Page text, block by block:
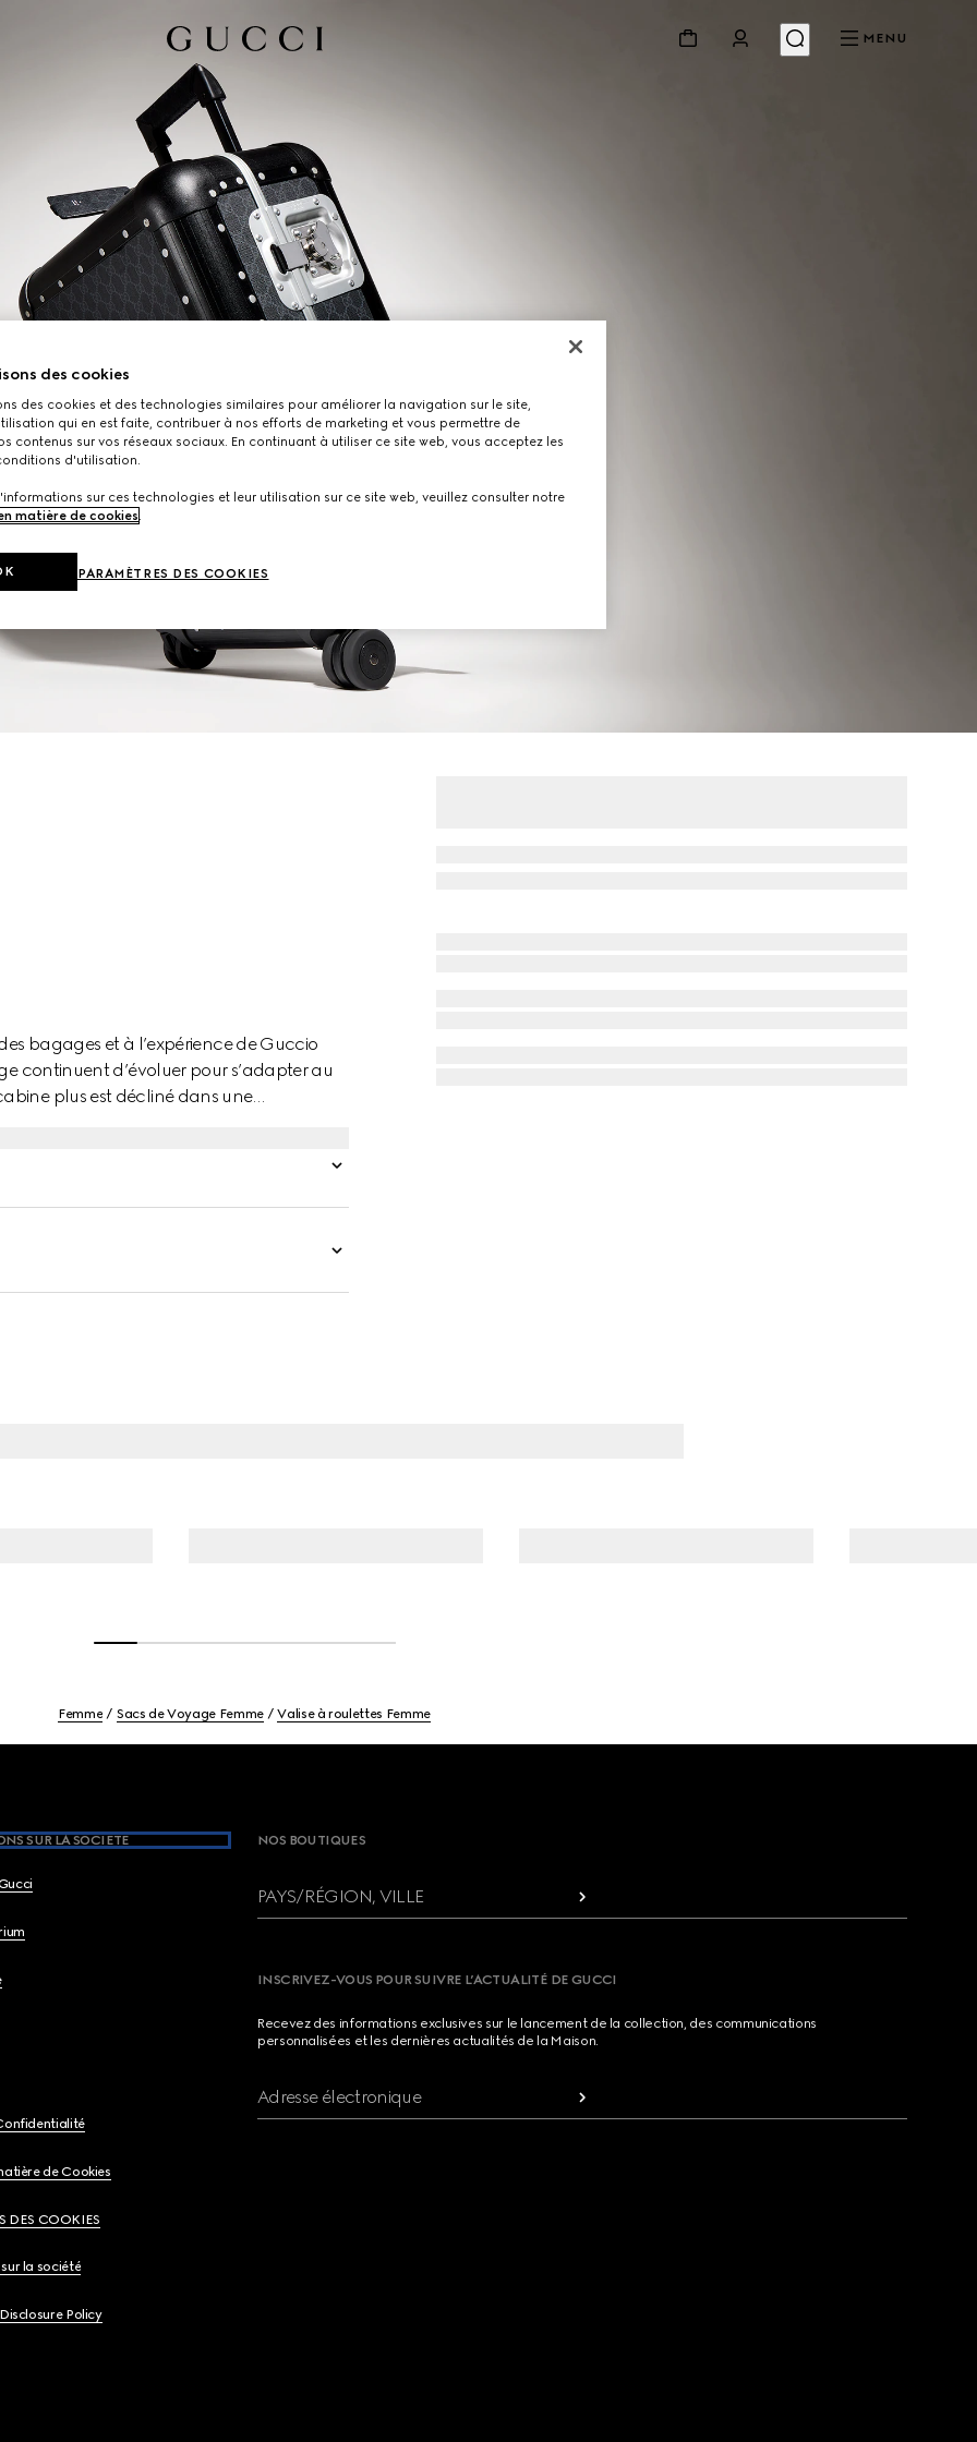
MENU
bagages et à l’expérience de Guccio
continuent d’évoluer pour s’adapter au
plus est décliné dans une
Femme Sacs de Voyage Femme Valise à roulettes Femme
SUR LA SOCIETE
de Cookies
DES COOKIES
la société
Policy
NOS BOUTIQUES
PAYS/RÉGION, VILLE
INSCRIVEZ-VOUS POUR SUIVRE L’ACTUALITÉ DE GUCCI
Recevez des informations exclusives sur le lancement de la collection, des communications
personnalisées et les dernières actualités de la Maison.
Adresse électronique
des cookies
des cookies et des technologies similaires pour améliorer la navigation sur le site,
qui en est faite, contribuer à nos efforts de marketing et vous permettre de
contenus sur vos réseaux sociaux. En continuant à utiliser ce site web, vous acceptez les
d'utilisation.
sur ces technologies et leur utilisation sur ce site web, veuillez consulter notre
matière de cookies
PARAMÈTRES DES COOKIES